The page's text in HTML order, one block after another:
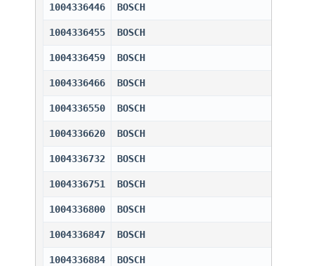
1004336446 BOSCH
1004336455 BOSCH
1004336459 BOSCH
1004336466 BOSCH
1004336550 BOSCH
1004336620 BOSCH
1004336732 BOSCH
1004336751 BOSCH
1004336800 BOSCH
1004336847 BOSCH
1004336884 BOSCH